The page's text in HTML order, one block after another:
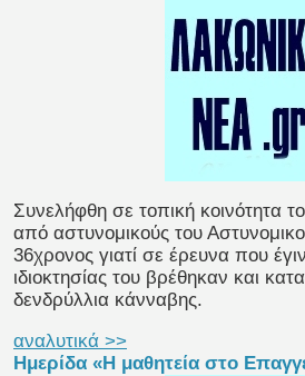
Συνελήφθη σε τοπική κοινότητα
από αστυνομικούς του
36χρονος γιατί σε έρευνα που
ιδιοκτησίας του βρέθηκαν και
δενδρύλλια κάνναβης.
αναλυτικά >>
Hμερίδα «Η μαθητεία στο